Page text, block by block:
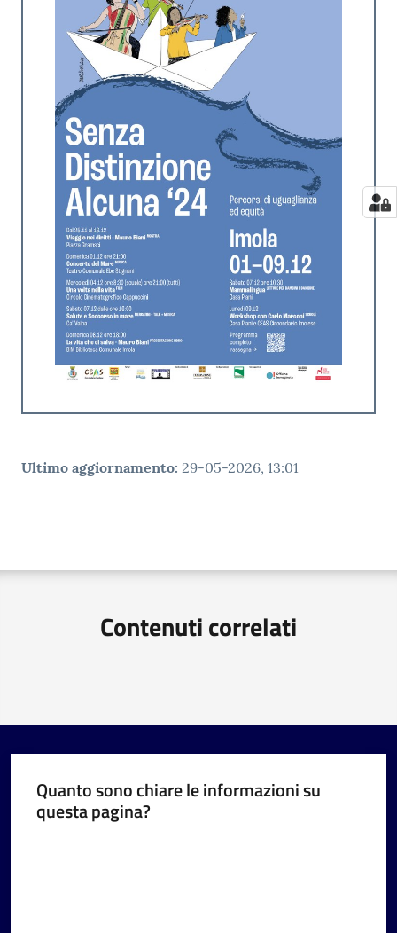
Ultimo aggiornamento: 29-05-2026, 13:01
Contenuti correlati
Quanto sono chiare le informazioni su
questa pagina?